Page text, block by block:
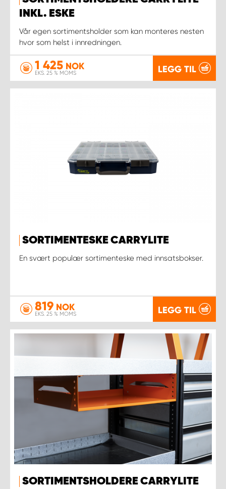
INKL. ESKE
Vår egen sortimentsholder som kan monteres nesten
hvor som helst i innredningen.
1 425 NOK
EKS. 25 % MOMS LEGG TIL
SORTIMENTESKE CARRYLITE
En svært populær sortimenteske med innsatsbokser.
819 NOK
EKS. 25 % MOMS LEGG TIL
SORTIMENTSHOLDERE CARRYLITE